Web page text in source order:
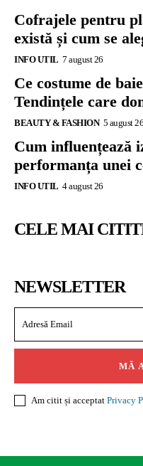
Cofrajele pentru
există și cum se
INFO UTIL 7 august 26
Ce costume de
Tendințele care
BEAUTY & FASHION 5 august 26
Cum influențează
performanța unei
INFO UTIL 4 august 26
CELE MAI
NEWSLETTER
MĂ
Am citit și acceptat Privacy